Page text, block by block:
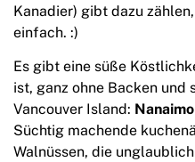
Kanadier) gibt dazu
einfach. :)
Es gibt eine süße
ist, ganz ohne Backen
Vancouver Island:
Süchtig machende
Walnüssen, die